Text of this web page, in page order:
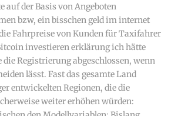
auf der Basis von Angeboten
bzw, ein bisschen geld im internet
Fahrpreise von Kunden für Taxifahrer
investieren erklärung ich hätte
die Registrierung abgeschlossen, wenn
lässt. Fast das gesamte Land
entwickelten Regionen, die die
weiter erhöhen würden: